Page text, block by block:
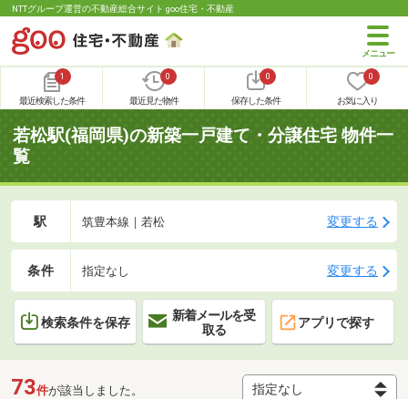
NTTグループ運営の不動産総合サイト goo住宅・不動産
1
最近検索した条件
0
最近見た物件
0
保存した条件
0
お気に入り
若松駅(福岡県)の新築一戸建て・分譲住宅 物件一
覧
駅 筑豊本線｜若松 変更する
条件 指定なし 変更する
検索条件を保存
新着メールを受
取る
アプリで探す
73件が該当しました。